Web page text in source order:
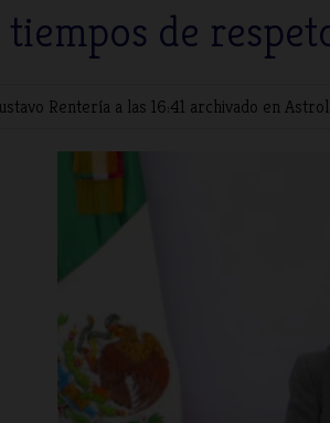
tiempos de
Rentería a las 16:41 archivado en